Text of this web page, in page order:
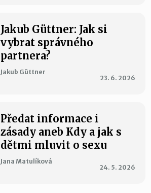
Jakub Güttner: Jak si
vybrat správného
partnera?
Jakub Güttner
23. 6. 2026
Předat informace i
zásady aneb Kdy a jak s
dětmi mluvit o sexu
Jana Matulíková
24. 5. 2026